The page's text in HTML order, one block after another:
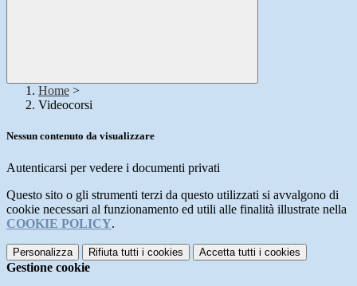
Home >
Videocorsi
Nessun contenuto da visualizzare
Autenticarsi per vedere i documenti privati
Questo sito o gli strumenti terzi da questo utilizzati si avvalgono di
cookie necessari al funzionamento ed utili alle finalità illustrate nella
COOKIE POLICY.
Personalizza Rifiuta tutti i cookies Accetta tutti i cookies
Gestione cookie